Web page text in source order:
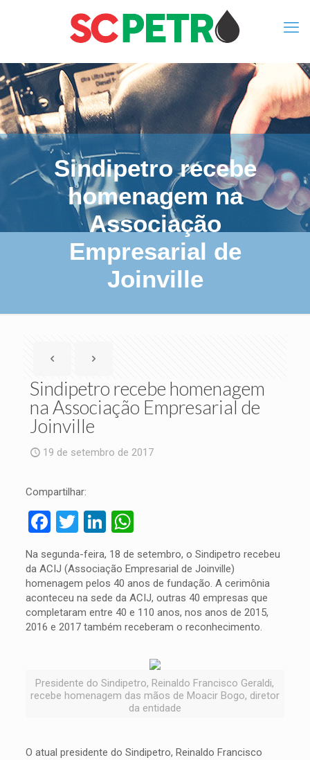
Sindipetro recebe
homenagem na
Associação
Empresarial de
Joinville
Sindipetro recebe homenagem
na Associação Empresarial de
Joinville
19 de setembro de 2017
Compartilhar:
Facebook
TwitterLinkedIn
WhatsApp
Na segunda-feira, 18 de setembro, o Sindipetro recebeu
da ACIJ (Associação Empresarial de Joinville)
homenagem pelos 40 anos de fundação. A cerimônia
aconteceu na sede da ACIJ, outras 40 empresas que
completaram entre 40 e 110 anos, nos anos de 2015,
2016 e 2017 também receberam o reconhecimento.
Presidente do Sindipetro, Reinaldo Francisco Geraldi,
recebe homenagem das mãos de Moacir Bogo, diretor
da entidade
O atual presidente do Sindipetro, Reinaldo Francisco